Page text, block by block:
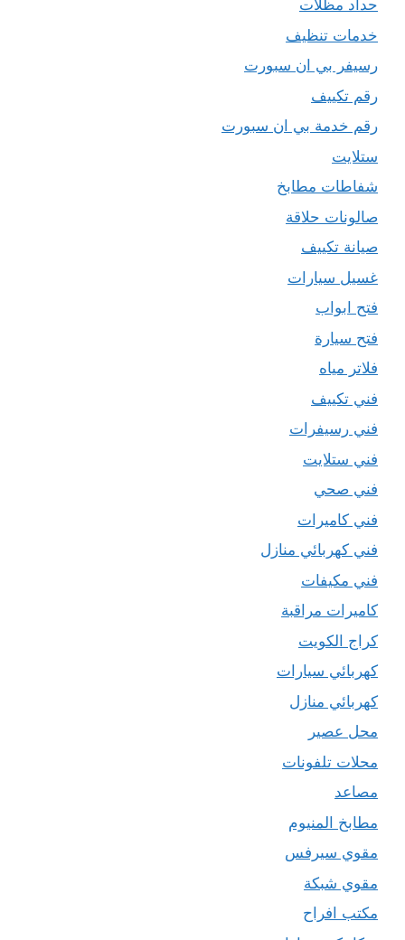
حداد مظلات
خدمات تنظيف
رسيفر بي ان سبورت
رقم تكييف
رقم خدمة بي ان سبورت
ستلايت
شفاطات مطابخ
صالونات حلاقة
صيانة تكييف
غسيل سيارات
فتح ابواب
فتح سيارة
فلاتر مياه
فني تكييف
فني رسيفرات
فني ستلايت
فني صحي
فني كاميرات
فني كهربائي منازل
فني مكيفات
كاميرات مراقبة
كراج الكويت
كهربائي سيارات
كهربائي منازل
محل عصير
محلات تلفونات
مصاعد
مطابخ المنيوم
مقوي سيرفس
مقوي شبكة
مكتب افراح